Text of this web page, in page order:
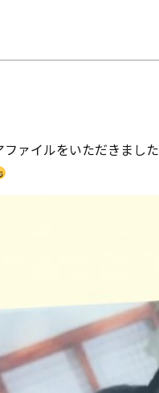
18:00 水定休
ァイルをいただきました